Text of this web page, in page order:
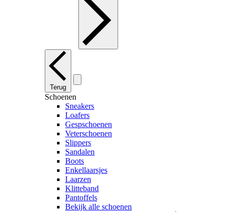
Terug
Schoenen
Sneakers
Loafers
Gespschoenen
Veterschoenen
Slippers
Sandalen
Boots
Enkellaarsjes
Laarzen
Klitteband
Pantoffels
Bekijk alle schoenen